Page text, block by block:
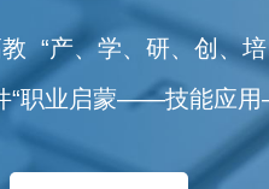
“产、学、研、创、
“职业启蒙——技能应